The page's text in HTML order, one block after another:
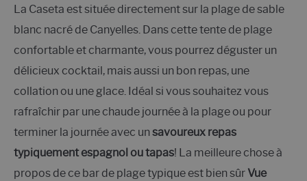
La Caseta est située directement sur la plage de sable
blanc nacré de Canyelles. Dans cette tente de plage
confortable et charmante, vous pourrez déguster un
délicieux cocktail, mais aussi un bon repas, une
collation ou une glace. Idéal si vous souhaitez vous
rafraîchir par une chaude journée à la plage ou pour
terminer la journée avec un savoureux repas
typiquement espagnol ou tapas! La meilleure chose à
propos de ce bar de plage typique est bien sûr Vue